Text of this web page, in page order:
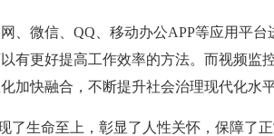
微信、QQ、移动办公APP等应用平台
有更好提高工作效率的方法。而视频监
加快融合，不断提升社会治理现代化水平
生命至上，彰显了人性关怀，保障了正